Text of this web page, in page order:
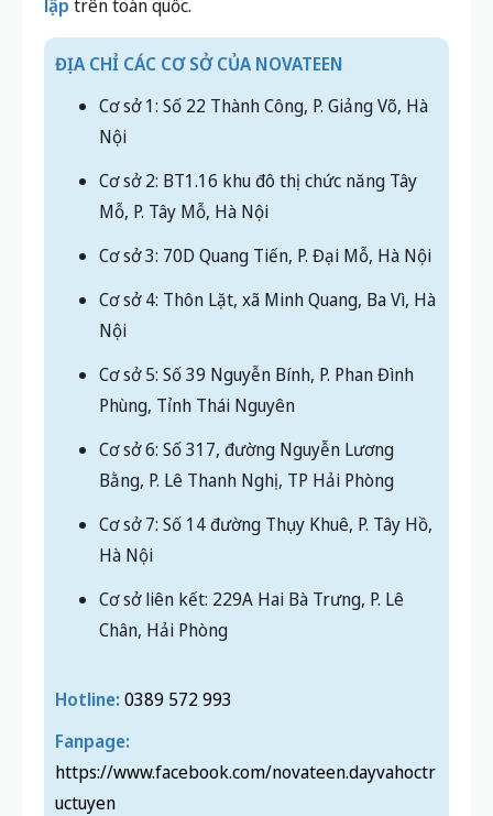
lập trên toàn quốc.
ĐỊA CHỈ CÁC CƠ SỞ CỦA NOVATEEN
Cơ sở 1: Số 22 Thành Công, P. Giảng Võ, Hà
Nội
Cơ sở 2: BT1.16 khu đô thị chức năng Tây
Mỗ, P. Tây Mỗ, Hà Nội
Cơ sở 3: 70D Quang Tiến, P. Đại Mỗ, Hà Nội
Cơ sở 4: Thôn Lặt, xã Minh Quang, Ba Vì, Hà
Nội
Cơ sở 5: Số 39 Nguyễn Bính, P. Phan Đình
Phùng, Tỉnh Thái Nguyên
Cơ sở 6: Số 317, đường Nguyễn Lương
Bằng, P. Lê Thanh Nghị, TP Hải Phòng
Cơ sở 7: Số 14 đường Thụy Khuê, P. Tây Hồ,
Hà Nội
Cơ sở liên kết: 229A Hai Bà Trưng, P. Lê
Chân, Hải Phòng
Hotline: 0389 572 993
Fanpage:
https://www.facebook.com/novateen.dayvahoctr
uctuyen